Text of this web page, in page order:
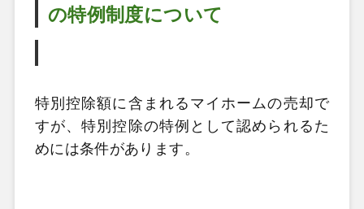
の特例制度について
特別控除額に含まれるマイホームの売却で
すが、特別控除の特例として認められるた
めには条件があります。